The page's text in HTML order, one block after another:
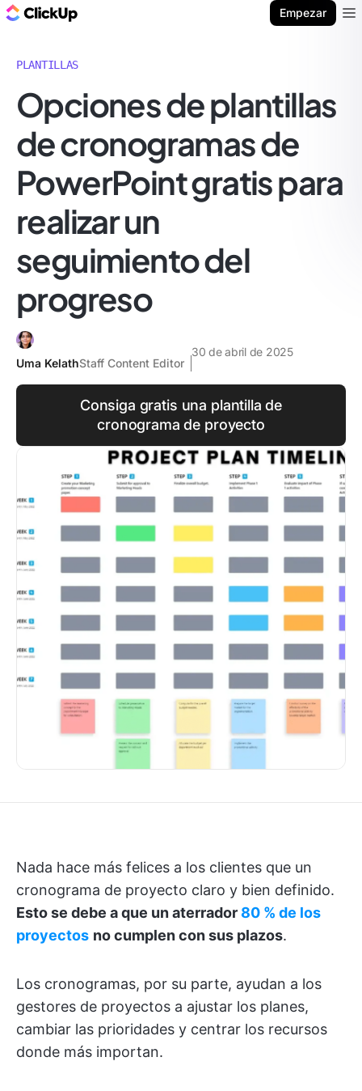
Empezar
PLANTILLAS
Opciones de plantillas
de cronogramas de
PowerPoint gratis para
realizar un
seguimiento del
progreso
Uma KelathStaff Content Editor
30 de abril de 2025
Consiga gratis una plantilla de
cronograma de proyecto
Nada hace más felices a los clientes que un
cronograma de proyecto claro y bien definido.
Esto se debe a que un aterrador 80 % de los
proyectos no cumplen con sus plazos.
Los cronogramas, por su parte, ayudan a los
gestores de proyectos a ajustar los planes,
cambiar las prioridades y centrar los recursos
donde más importan.